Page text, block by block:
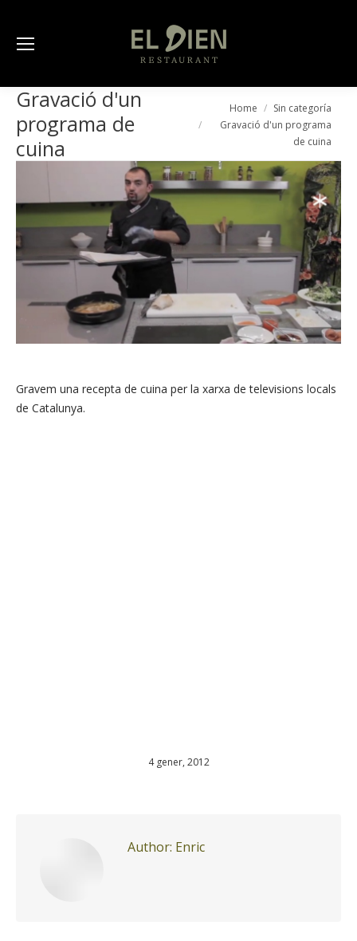
Gravació d'un
programa de
cuina
You are here:
Home
Sin categoría
Gravació d'un programa
de cuina
Gravem una recepta de cuina per la xarxa de televisions locals
de Catalunya.
4 gener, 2012
Author: Enric